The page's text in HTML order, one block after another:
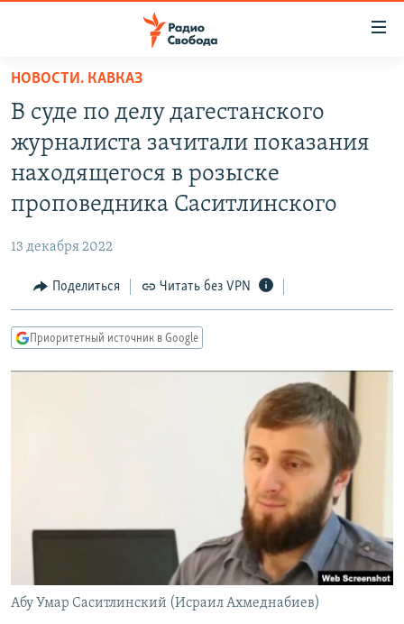
упрощенного
доступа
основному
содержанию
Вернутся
навигации
Вернутся
ПОДКАСТЫ
АВТОРСКИЕ ПРОЕКТЫ
КУЛЬТУРА
IDEL.РЕАЛИИ
КАВКАЗ.РЕАЛИИ
НОВОСТИ. КАВКАЗ
В суде по делу дагестанского
журналиста зачитали показания
находящегося в розыске
проповедника Саситлинского
13 декабря 2022
Поделиться Читать без VPN
Приоритетный источник в Google
Абу Умар Саситлинский (Исраил Ахмеднабиев)